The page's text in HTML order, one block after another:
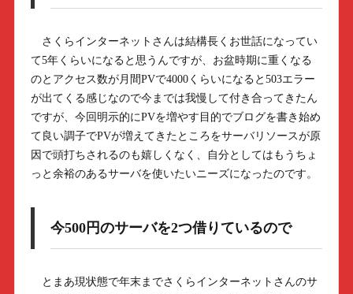
さくらインターネットさんは結構長くお世話になってい
て5年くらいになると思うんですが、お盆時期に重くなる
のとアクセス数が月間PVで4000くらいになると503エラー
が出てくる感じなので今までは我慢して付き合ってきたん
ですが、今回明示的にPVを増やす目的でブログを書き始め
て良い調子でPVが増えてきたところをサーバリソースが原
因で頭打ちされるのも嬉しくなく、自分としてはもうちょ
っと余裕のあるサーバを使いたいニーズになったのです。
今500円のサーバを2つ借りているので
とまあ現状態で年末までさくらインターネットさんのサ